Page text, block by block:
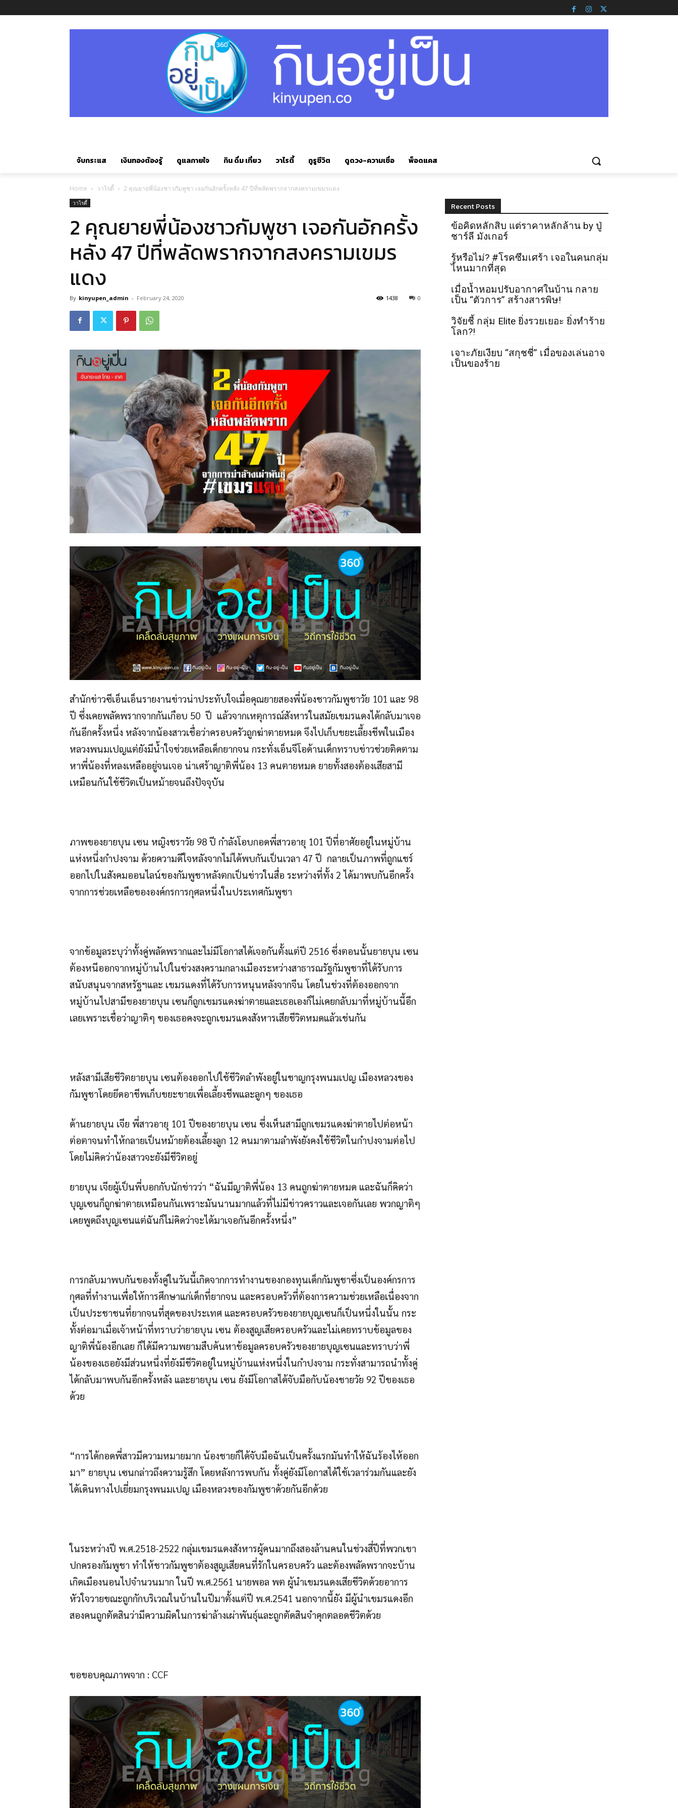
จับกระแส เงินทองต้องรู้ ดูแลกายใจ กิน ดื่ม เที่ยว วาไรตี้ กูรูชีวิต ดูดวง-ความเชื่อ พ็อดแคส
Home วาไรตี้ 2 คุณยายพี่น้องชาวกัมพูชา เจอกันอักครั้งหลัง 47 ปีที่พลัดพรากจากสงครามเขมรแดง
วาไรตี้
2 คุณยายพี่น้องชาวกัมพูชา เจอกันอักครั้ง
หลัง 47 ปีที่พลัดพรากจากสงครามเขมร
แดง
By kinyupen_admin - February 24, 2020 0
1438
สำนักข่าวซีเอ็นเอ็นรายงานข่าวน่าประทับใจเมื่อคุณยายสองพี่น้องชาวกัมพูชาวัย 101 และ 98
ปี ซึ่งเคยพลัดพรากจากกันเกือบ 50 ปี แล้วจากเหตุการณ์สังหารในสมัยเขมรแดงได้กลับมาเจอ
กันอีกครั้งหนึ่ง หลังจากน้องสาวเชื่อว่าครอบครัวถูกฆ่าตายหมด จึงไปเก็บขยะเลี้ยงชีพในเมือง
หลวงพนมเปญแต่ยังมีน้ำใจช่วยเหลือเด็กยากจน กระทั่งเอ็นจีโอด้านเด็กทราบข่าวช่วยติดตาม
หาพี่น้องที่หลงเหลืออยู่จนเจอ น่าเศร้าญาติพี่น้อง 13 คนตายหมด ยายทั้งสองต้องเสียสามี
เหมือนกันใช้ชีวิตเป็นหม้ายจนถึงปัจจุบัน
ภาพของยายบุน เซน หญิงชราวัย 98 ปี กำลังโอบกอดพี่สาวอายุ 101 ปีที่อาศัยอยู่ในหมู่บ้าน
แห่งหนึ่งกำปงจาม ด้วยความดีใจหลังจากไม่ได้พบกันเป็นเวลา 47 ปี กลายเป็นภาพที่ถูกแชร์
ออกไปในสังคมออนไลน์ของกัมพูชาหลังตกเป็นข่าวในสื่อ ระหว่างที่ทั้ง 2 ได้มาพบกันอีกครั้ง
จากการช่วยเหลือขององค์กรการกุศลหนึ่งในประเทศกัมพูชา
จากข้อมูลระบุว่าทั้งคู่พลัดพรากและไม่มีโอกาสได้เจอกันตั้งแต่ปี 2516 ซึ่งตอนนั้นยายบุน เซน
ต้องหนีออกจากหมู่บ้านไปในช่วงสงครามกลางเมืองระหว่างสาธารณรัฐกัมพูชาที่ได้รับการ
สนับสนุนจากสหรัฐฯและ เขมรแดงที่ได้รับการหนุนหลังจากจีน โดยในช่วงที่ต้องออกจาก
หมู่บ้านไปสามีของยายบุน เซนก็ถูกเขมรแดงฆ่าตายและเธอเองก็ไม่เคยกลับมาที่หมู่บ้านนี้อีก
เลยเพราะเชื่อว่าญาติๆ ของเธอคงจะถูกเขมรแดงสังหารเสียชีวิตหมดแล้วเช่นกัน
หลังสามีเสียชีวิตยายบุน เซนต้องออกไปใช้ชีวิตลำพังอยู่ในชาญกรุงพนมเปญ เมืองหลวงของ
กัมพูชาโดยยึดอาชีพเก็บขยะขายเพื่อเลี้ยงชีพและลูกๆ ของเธอ
ด้านยายบุน เจีย พี่สาวอายุ 101 ปีของยายบุน เซน ซึ่งเห็นสามีถูกเขมรแดงฆ่าตายไปต่อหน้า
ต่อตาจนทำให้กลายเป็นหม้ายต้องเลี้ยงลูก 12 คนมาตามลำพังยังคงใช้ชีวิตในกำปงจามต่อไป
โดยไม่คิดว่าน้องสาวจะยังมีชีวิตอยู่
ยายบุน เจียผู้เป็นพี่บอกกับนักข่าวว่า “ฉันมีญาติพี่น้อง 13 คนถูกฆ่าตายหมด และฉันก็คิดว่า
บุญเซนก็ถูกฆ่าตายเหมือนกันเพราะมันนานมากแล้วที่ไม่มีข่าวคราวและเจอกันเลย พวกญาติๆ
เคยพูดถึงบุญเซนแต่ฉันก็ไม่คิดว่าจะได้มาเจอกันอีกครั้งหนึ่ง”
การกลับมาพบกันของทั้งคู่ในวันนี้เกิดจากการทำงานของกองทุนเด็กกัมพูชาซึ่งเป็นองค์กรการ
กุศลที่ทำงานเพื่อให้การศึกษาแก่เด็กที่ยากจน และครอบครัวที่ต้องการความช่วยเหลือเนื่องจาก
เป็นประชาชนที่ยากจนที่สุดของประเทศ และครอบครัวของยายบุญเซนก็เป็นหนึ่งในนั้น กระ
ทั้งต่อมาเมื่อเจ้าหน้าที่ทราบว่ายายบุน เซน ต้องสูญเสียครอบครัวและไม่เคยทราบข้อมูลของ
ญาติพี่น้องอีกเลย ก็ได้มีความพยามสืบค้นหาข้อมูลครอบครัวของยายบุญเซนและทราบว่าพี่
น้องของเธอยังมีส่วนหนึ่งที่ยังมีชีวิตอยู่ในหมู่บ้านแห่งหนึ่งในกำปงจาม กระทั่งสามารถนำทั้งคู่
ได้กลับมาพบกันอีกครั้งหลัง และยายบุน เซน ยังมีโอกาสได้จับมือกับน้องชายวัย 92 ปีของเธอ
ด้วย
“การได้กอดพี่สาวมีความหมายมาก น้องชายก็ได้จับมือฉันเป็นครั้งแรกมันทำให้ฉันร้องไห้ออก
มา” ยายบุน เซนกล่าวถึงความรู้สึก โดยหลังการพบกัน ทั้งคู่ยังมีโอกาสได้ใช้เวลาร่วมกันและยัง
ได้เดินทางไปเยี่ยมกรุงพนมเปญ เมืองหลวงของกัมพูชาด้วยกันอีกด้วย
ในระหว่างปี พ.ศ.2518-2522 กลุ่มเขมรแดงสังหารผู้คนมากถึงสองล้านคนในช่วงสี่ปีที่พวกเขา
ปกครองกัมพูชา ทำให้ชาวกัมพูชาต้องสูญเสียคนที่รักในครอบครัว และต้องพลัดพรากจะบ้าน
เกิดเมืองนอนไปจำนวนมาก ในปี พ.ศ.2561 นายพอล พต ผู้นำเขมรแดงเสียชีวิตด้วยอาการ
หัวใจวายขณะถูกกักบริเวณในบ้านในปีมาตั้งแต่ปี พ.ศ.2541 นอกจากนี้ยัง มีผู้นำเขมรแดงอีก
สองคนถูกตัดสินว่ามีความผิดในการฆ่าล้างเผ่าพันธุ์และถูกตัดสินจำคุกตลอดชีวิตด้วย
ขอขอบคุณภาพจาก : CCF
Recent Posts
ข้อคิดหลักสิบ แต่ราคาหลักล้าน by ปู่
ชาร์ลี มังเกอร์
รู้หรือไม่? #โรคซึมเศร้า เจอในคนกลุ่ม
ไหนมากที่สุด
เมื่อน้ำหอมปรับอากาศในบ้าน กลาย
เป็น “ตัวการ” สร้างสารพิษ!
วิจัยชี้ กลุ่ม Elite ยิ่งรวยเยอะ ยิ่งทำร้าย
โลก?!
เจาะภัยเงียบ “สกุชชี่” เมื่อของเล่นอาจ
เป็นของร้าย